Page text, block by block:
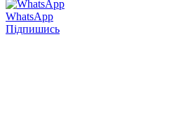
WhatsApp
Підпишись